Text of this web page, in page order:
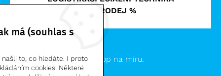
VÝPRODEJ %
Clevero.Chytrý eshop na míru.
má (souhlas s
to, co hledáte. I proto
cookies. Některé